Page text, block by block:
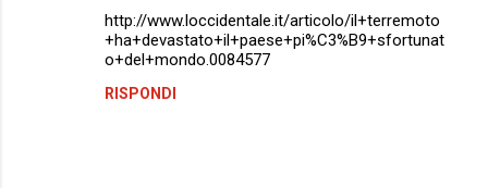
http://www.loccidentale.it/articolo/il+terremoto
+ha+devastato+il+paese+pi%C3%B9+sfortunat
o+del+mondo.0084577
RISPONDI